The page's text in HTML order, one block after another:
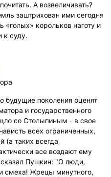
А возвеличивать?
заштрихован ими сегодня
«голых» корольков наготу и
к суду.
будущие поколения оценят
и государственного
со Столыпиным - в свое
всех ограниченных,
(а таких всегда
все воздают ему
Пушкин: "О люди,
смеха! Жрецы минутного,